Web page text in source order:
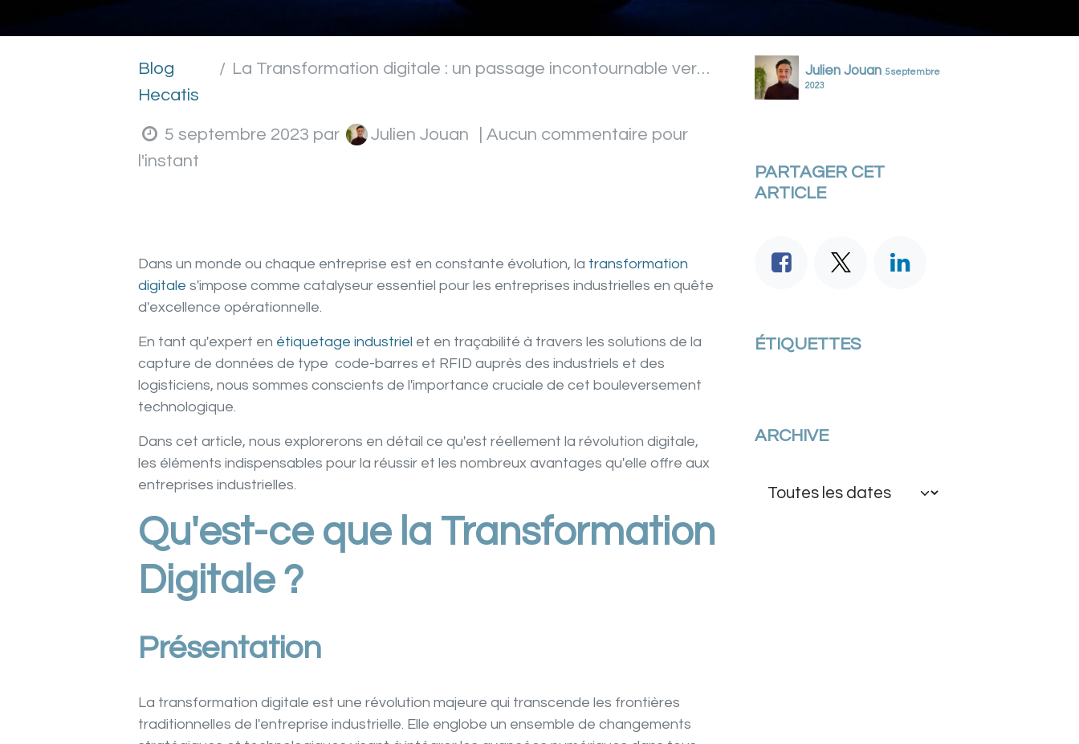
Blog
Hecatis
La Transformation digitale : un passage incontournable vers l'excellence industrielle
5 septembre 2023 par Julien Jouan
| Aucun commentaire pour
l'instant
Dans un monde ou chaque entreprise est en constante évolution, la transformation
digitale s'impose comme catalyseur essentiel pour les entreprises industrielles en quête
d'excellence opérationnelle.
En tant qu'expert en étiquetage industriel et en traçabilité à travers les solutions de la
capture de données de type code-barres et RFID auprès des industriels et des
logisticiens, nous sommes conscients de l'importance cruciale de cet bouleversement
technologique.
Dans cet article, nous explorerons en détail ce qu'est réellement la révolution digitale,
les éléments indispensables pour la réussir et les nombreux avantages qu'elle offre aux
entreprises industrielles.
Qu'est-ce que la Transformation
Digitale ?
Présentation
La transformation digitale est une révolution majeure qui transcende les frontières
traditionnelles de l'entreprise industrielle. Elle englobe un ensemble de changements
Julien Jouan 5 septembre
2023
PARTAGER CET
ARTICLE
ÉTIQUETTES
ARCHIVE